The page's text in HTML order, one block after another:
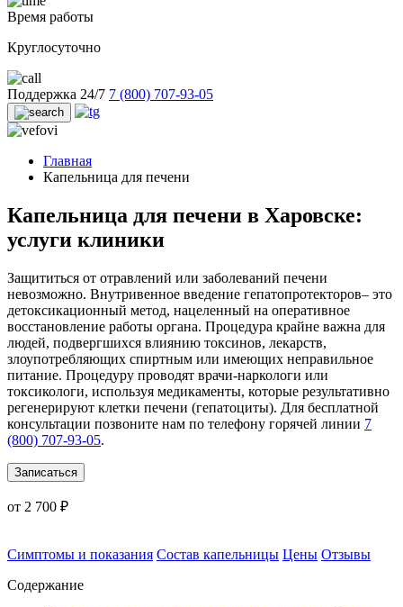
Время работы
Круглосуточно
Поддержка 24/7 7 (800) 707-93-05
Главная
Капельница для печени
Капельница для печени в Харовске:
услуги клиники
Защититься от отравлений или заболеваний печени
невозможно. Внутривенное введение гепатопротекторов– это
детоксикационный метод, нацеленный на оперативное
восстановление работы органа. Процедура крайне важна для
людей, подвергшихся влиянию токсинов, лекарств,
злоупотребляющих спиртным или имеющих неправильное
питание. Процедуру проводят врачи-наркологи или
токсикологи, используя медикаменты, которые результативно
регенерируют клетки печени (гепатоциты). Для бесплатной
консультации позвоните нам по телефону горячей линии 7
(800) 707-93-05.
Записаться
от 2 700 ₽
Симптомы и показания Состав капельницы Цены Отзывы
Содержание